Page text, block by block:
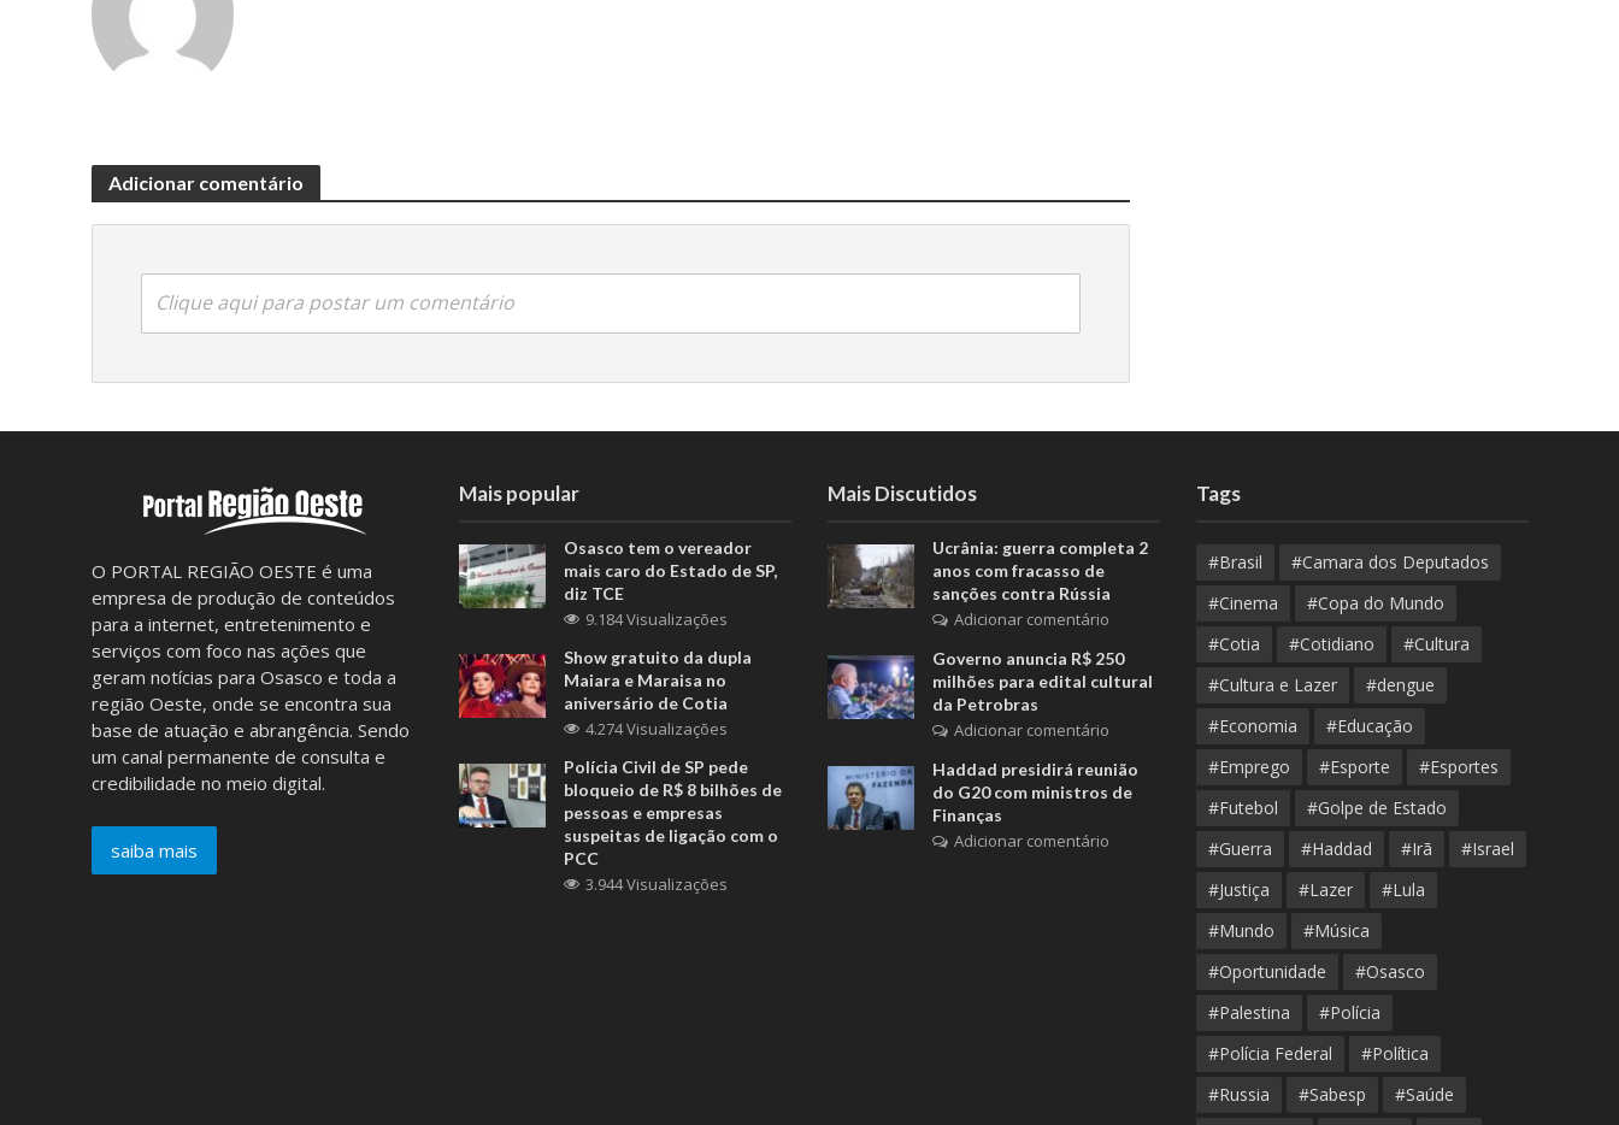
Adicionar comentário
Clique aqui para postar um comentário
O PORTAL REGIÃO OESTE é uma
empresa de produção de conteúdos
para a internet, entretenimento e
serviços com foco nas ações que
geram notícias para Osasco e toda a
região Oeste, onde se encontra sua
base de atuação e abrangência. Sendo
um canal permanente de consulta e
credibilidade no meio digital.
saiba mais
Mais popular
Osasco tem o vereador
mais caro do Estado de SP,
diz TCE
9.184 Visualizações
Show gratuito da dupla
Maiara e Maraisa no
aniversário de Cotia
4.274 Visualizações
Polícia Civil de SP pede
bloqueio de R$ 8 bilhões de
pessoas e empresas
suspeitas de ligação com o
PCC
3.944 Visualizações
Mais Discutidos
Ucrânia: guerra completa 2
anos com fracasso de
sanções contra Rússia
Adicionar comentário
Governo anuncia R$ 250
milhões para edital cultural
da Petrobras
Adicionar comentário
Haddad presidirá reunião
do G20 com ministros de
Finanças
Adicionar comentário
Tags
#Brasil
#Camara dos Deputados
#Cinema
#Copa do Mundo
#Cotia
#Cotidiano
#Cultura
#Cultura e Lazer
#dengue
#Economia
#Educação
#Emprego
#Esporte
#Esportes
#Futebol
#Golpe de Estado
#Guerra
#Haddad #Irã
#Israel
#Justiça
#Lazer
#Lula
#Mundo
#Música
#Oportunidade
#Osasco
#Palestina
#Polícia
#Polícia Federal
#Política
#Russia
#Sabesp
#Saúde